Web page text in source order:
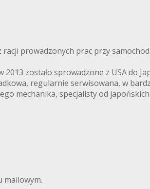
prowadzonych prac przy
zostało sprowadzone z USA do
regularnie serwisowana, w
mechanika, specjalisty od
mailowym.